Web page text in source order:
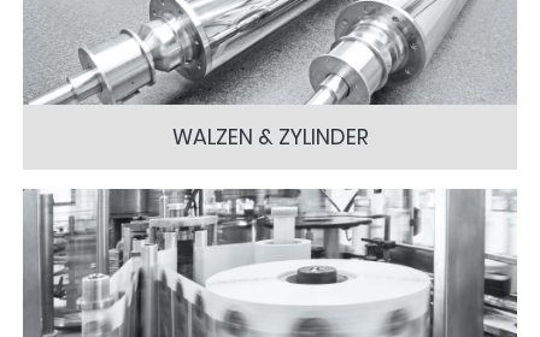
WALZEN & ZYLINDER